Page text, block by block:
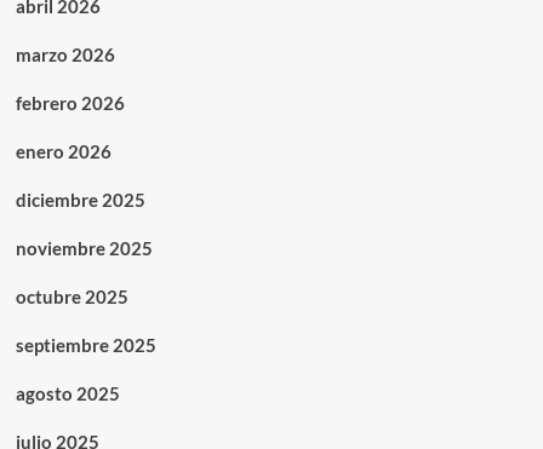
abril 2026
marzo 2026
febrero 2026
enero 2026
diciembre 2025
noviembre 2025
octubre 2025
septiembre 2025
agosto 2025
julio 2025